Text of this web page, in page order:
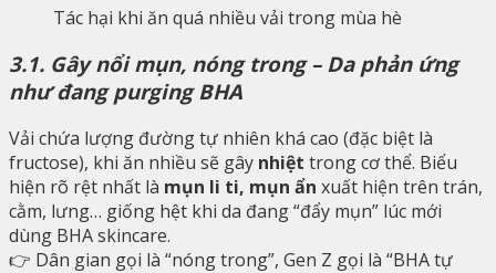
Tác hại khi ăn quá nhiều vải trong mùa hè
3.1. Gây nổi mụn, nóng trong – Da phản ứng
như đang purging BHA
Vải chứa lượng đường tự nhiên khá cao (đặc biệt là
fructose), khi ăn nhiều sẽ gây nhiệt trong cơ thể. Biểu
hiện rõ rệt nhất là mụn li ti, mụn ẩn xuất hiện trên trán,
cằm, lưng… giống hệt khi da đang “đẩy mụn” lúc mới
dùng BHA skincare.
👉 Dân gian gọi là “nóng trong”, Gen Z gọi là “BHA tự